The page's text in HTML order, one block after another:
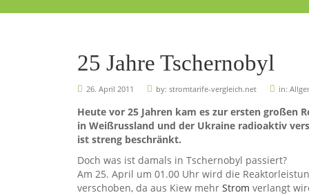
25 Jahre Tschernobyl
26. April 2011 by: stromtarife-vergleich.net in:
Heute vor 25 Jahren kam es zur ersten
in Weißrussland und der Ukraine radioaktiv
ist streng beschränkt.
Doch was ist damals in Tschernobyl passiert?
Am 25. April um 01.00 Uhr wird die
verschoben, da aus Kiew mehr Strom verlangt